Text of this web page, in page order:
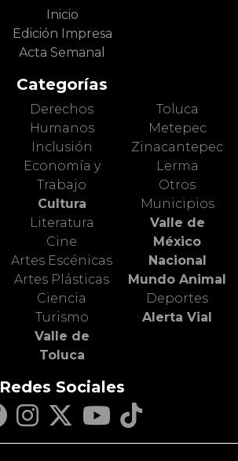
Inicio
Edición Impresa
Acta Semanal
Categorías
Derechos
Humanos
Inclusión
Economía y
Trabajo
Cultura
Literatura
Cine
Artes Escénicas
Artes Plásticas
Ciencia
Turismo
Valle de
Toluca
Toluca
Metepec
Zinacantepec
Lerma
Otros
Municipios
Valle de
México
Nacional
Mundo Animal
Deportes
Alerta Vial
Redes Sociales